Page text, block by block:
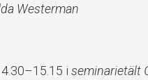
Westerman
i seminarietält